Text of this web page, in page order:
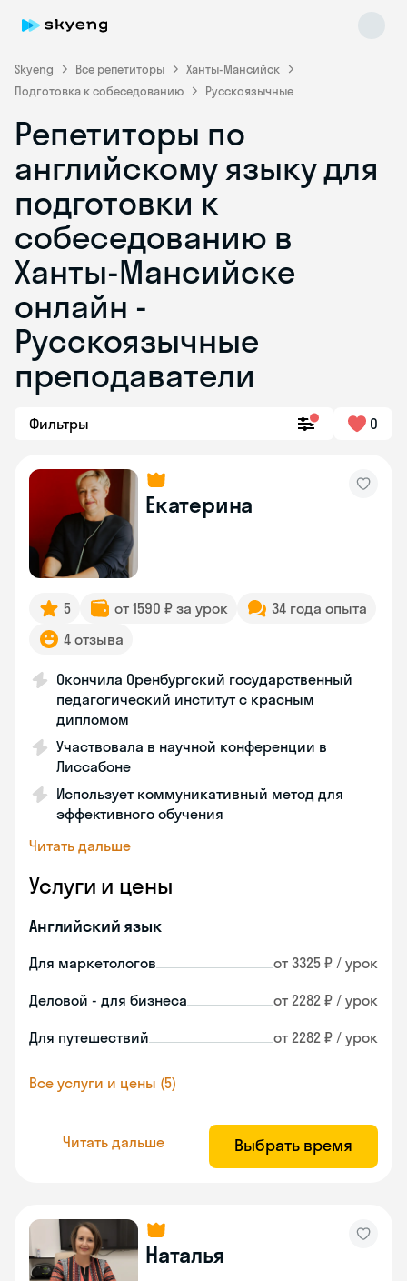
Skyeng Все репетиторы
Ханты-Мансийск
Подготовка к собеседованию
Русскоязычные
Репетиторы по
английскому языку для
подготовки к
собеседованию в
Ханты-Мансийске
онлайн -
Русскоязычные
преподаватели
Фильтры 0
Екатерина
5 от 1590 ₽ за урок
34 года опыта
4 отзыва
Окончила Оренбургский государственный
педагогический институт с красным
дипломом
Участвовала в научной конференции в
Лиссабоне
Использует коммуникативный метод для
эффективного обучения
Читать дальше
Услуги и цены
Английский язык
Для маркетологов от 3325 ₽ / урок
Деловой - для бизнеса от 2282 ₽ / урок
Для путешествий от 2282 ₽ / урок
Все услуги и цены (5)
Читать дальше Выбрать время
Наталья
Skyeng Chat